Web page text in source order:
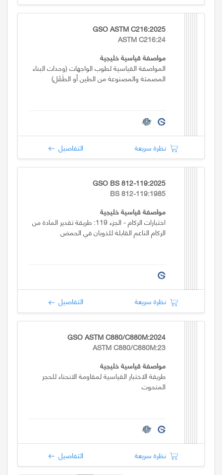
GSO ASTM C216:2025
ASTM C216:24
مواصفة قياسية خليجية
المواصفة القياسية لطوب الواجهات (وحدات البناء
المصمتة والمصنوعة من الطين أو الطَفْل)
نظرة سريعة التفاصيل
GSO BS 812-119:2025
BS 812-119:1985
مواصفة قياسية خليجية
اختبارات الركام - الجزء 119: طريقة تقدير المادة من
الركام الناعم القابلة للذوبان في الحمض
نظرة سريعة التفاصيل
GSO ASTM C880/C880M:2024
ASTM C880/C880M:23
مواصفة قياسية خليجية
طريقة الاختبار القياسية لمقاومة الانحناء للحجر
المنحوت
نظرة سريعة التفاصيل